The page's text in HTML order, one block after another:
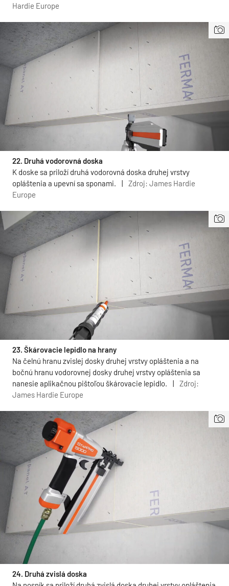
Hardie Europe
22. Druhá vodorovná doska
K doske sa priloží druhá vodorovná doska druhej vrstvy
opláštenia a upevní sa sponami.
Zdroj: James Hardie
Europe
23. Škárovacie lepidlo na hrany
Na čelnú hranu zvislej dosky druhej vrstvy opláštenia a na
bočnú hranu vodorovnej dosky druhej vrstvy opláštenia sa
nanesie aplikačnou pištoľou škárovacie lepidlo.
|
Zdroj:
James Hardie Europe
24. Druhá zvislá doska